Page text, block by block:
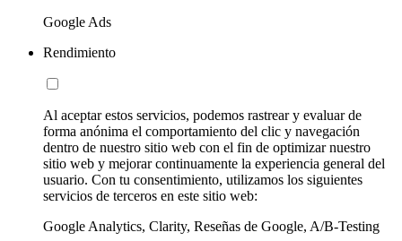
Google Ads
Rendimiento
Al aceptar estos servicios, podemos rastrear y evaluar de
forma anónima el comportamiento del clic y navegación
dentro de nuestro sitio web con el fin de optimizar nuestro
sitio web y mejorar continuamente la experiencia general del
usuario. Con tu consentimiento, utilizamos los siguientes
servicios de terceros en este sitio web:
Google Analytics, Clarity, Reseñas de Google, A/B-Testing